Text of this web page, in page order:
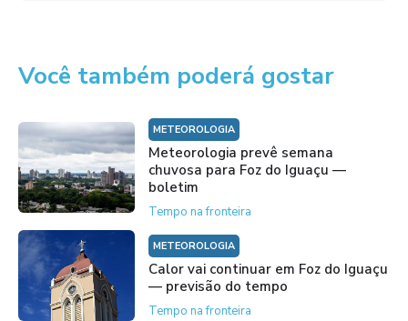
Você também poderá gostar
METEOROLOGIA
Meteorologia prevê semana
chuvosa para Foz do Iguaçu —
boletim
Tempo na fronteira
METEOROLOGIA
Calor vai continuar em Foz do Iguaçu
— previsão do tempo
Tempo na fronteira